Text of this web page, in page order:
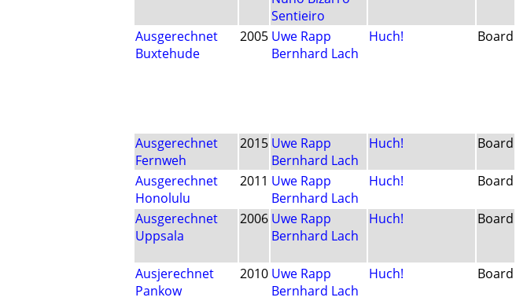
Sentieiro
Ausgerechnet
Buxtehude
2005 Uwe Rapp
Bernhard Lach
Huch! Board
Ausgerechnet
Fernweh
2015 Uwe Rapp
Bernhard Lach
Huch! Board
Ausgerechnet
Honolulu
2011 Uwe Rapp
Bernhard Lach
Huch! Board
Ausgerechnet
Uppsala
2006 Uwe Rapp
Bernhard Lach
Huch! Board
Ausjerechnet
Pankow
2010 Uwe Rapp
Bernhard Lach
Huch! Board